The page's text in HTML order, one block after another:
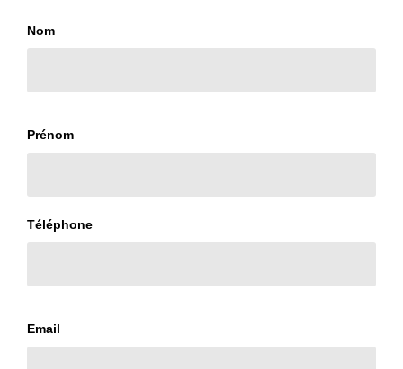
Nom
Prénom
Téléphone
Email